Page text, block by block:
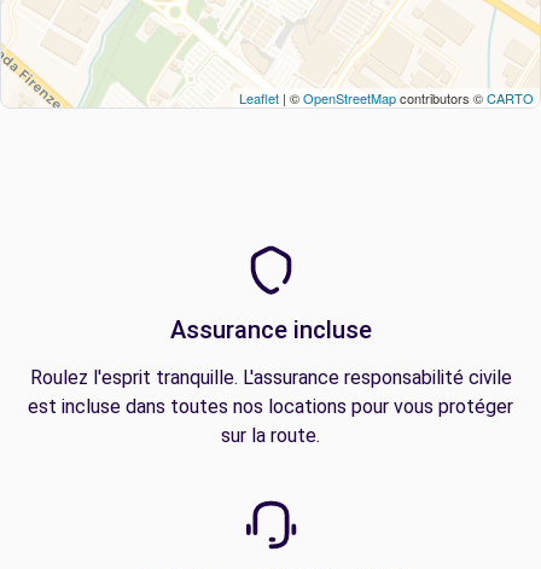
Leaflet | ©OpenStreetMapcontributors ©CARTO
Assurance incluse
Roulez l'esprit tranquille. L'assurance responsabilité civile
est incluse dans toutes nos locations pour vous protéger
sur la route.